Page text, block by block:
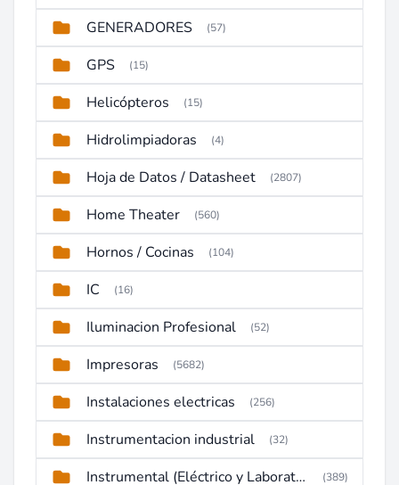
GENERADORES (57)
GPS (15)
Helicópteros (15)
Hidrolimpiadoras (4)
Hoja de Datos / Datasheet (2807)
Home Theater (560)
Hornos / Cocinas (104)
IC (16)
Iluminacion Profesional (52)
Impresoras (5682)
Instalaciones electricas (256)
Instrumentacion industrial (32)
Instrumental (Eléctrico y Laboratorio) (389)